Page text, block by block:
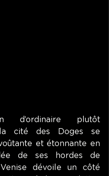
d’ordinaire plutôt
la cité des Doges se
et étonnante en
de ses hordes de
dévoile un côté